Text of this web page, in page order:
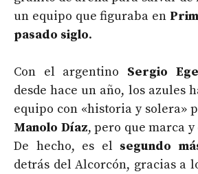
un equipo que figuraba en
pasado siglo.
Con el argentino Sergio
desde hace un año, los azules
equipo con «historia y solera»
Manolo Díaz, pero que marca
De hecho, es el segundo
detrás del Alcorcón, gracias a